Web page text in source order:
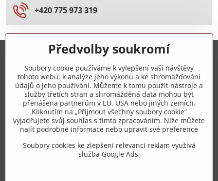
+420 775 973 319
+420 775 973 319
info​@zipzop​.cz
Objednávky
Vše k nákupu
Předvolby soukromí
Soubory cookie používáme k vylepšení vaší návštěvy
tohoto webu, k analýze jeho výkonu a ke shromažďování
údajů o jeho používání. Můžeme k tomu použít nástroje a
služby třetích stran a shromážděná data mohou být
přenášena partnerům v EU, USA nebo jiných zemích.
Kliknutím na „Přijmout všechny soubory cookie“
vyjadřujete svůj souhlas s tímto zpracováním. Níže můžete
najít podrobné informace nebo upravit své preference
Soubory cookies ke zlepšení relevanci reklam využívá
služba Google Ads,